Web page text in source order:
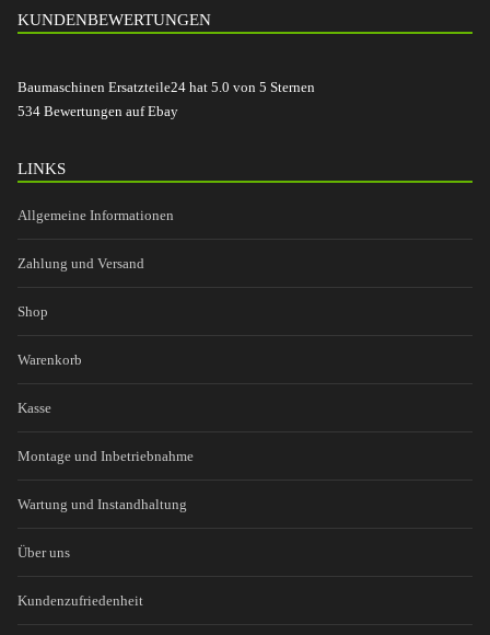
KUNDENBEWERTUNGEN
Baumaschinen Ersatzteile24 hat 5.0 von 5 Sternen
534 Bewertungen auf Ebay
LINKS
Allgemeine Informationen
Zahlung und Versand
Shop
Warenkorb
Kasse
Montage und Inbetriebnahme
Wartung und Instandhaltung
Über uns
Kundenzufriedenheit